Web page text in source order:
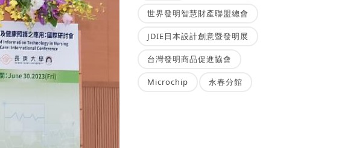
世界發明智慧財產聯盟總會
JDIE日本設計創意暨發明展
台灣發明商品促進協會
Microchip 永春分館